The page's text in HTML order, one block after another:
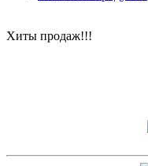
Хиты продаж!!!